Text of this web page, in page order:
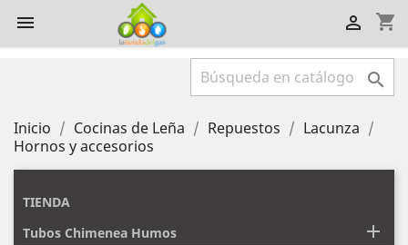
 shopping_cart


Inicio Cocinas de Leña Repuestos
Lacunza
Hornos y accesorios
TIENDA
Tubos Chimenea Humos
